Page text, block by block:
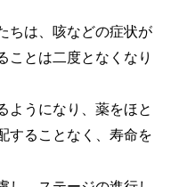
ちは、咳などの症状が
ことは二度となくなり
ようになり、薬をほと
することなく、寿命を